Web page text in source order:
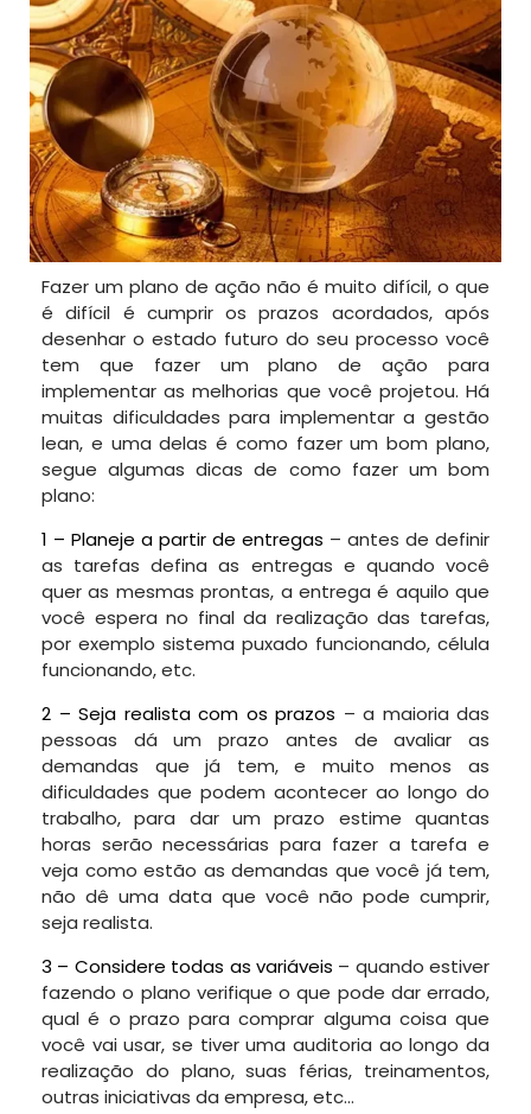
Fazer um plano de ação não é muito difícil, o que
é difícil é cumprir os prazos acordados, após
desenhar o estado futuro do seu processo você
tem que fazer um plano de ação para
implementar as melhorias que você projetou. Há
muitas dificuldades para implementar a gestão
lean, e uma delas é como fazer um bom plano,
segue algumas dicas de como fazer um bom
plano:
1 – Planeje a partir de entregas – antes de definir
as tarefas defina as entregas e quando você
quer as mesmas prontas, a entrega é aquilo que
você espera no final da realização das tarefas,
por exemplo sistema puxado funcionando, célula
funcionando, etc.
2 – Seja realista com os prazos – a maioria das
pessoas dá um prazo antes de avaliar as
demandas que já tem, e muito menos as
dificuldades que podem acontecer ao longo do
trabalho, para dar um prazo estime quantas
horas serão necessárias para fazer a tarefa e
veja como estão as demandas que você já tem,
não dê uma data que você não pode cumprir,
seja realista.
3 – Considere todas as variáveis – quando estiver
fazendo o plano verifique o que pode dar errado,
qual é o prazo para comprar alguma coisa que
você vai usar, se tiver uma auditoria ao longo da
realização do plano, suas férias, treinamentos,
outras iniciativas da empresa, etc…